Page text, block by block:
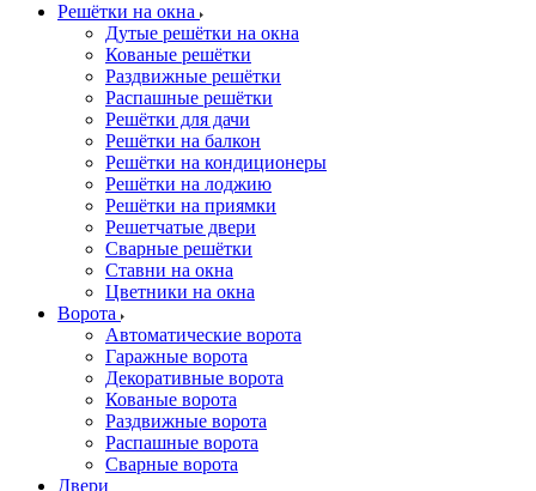
Решётки на окна
Дутые решётки на окна
Кованые решётки
Раздвижные решётки
Распашные решётки
Решётки для дачи
Решётки на балкон
Решётки на кондиционеры
Решётки на лоджию
Решётки на приямки
Решетчатые двери
Сварные решётки
Ставни на окна
Цветники на окна
Ворота
Автоматические ворота
Гаражные ворота
Декоративные ворота
Кованые ворота
Раздвижные ворота
Распашные ворота
Сварные ворота
Двери